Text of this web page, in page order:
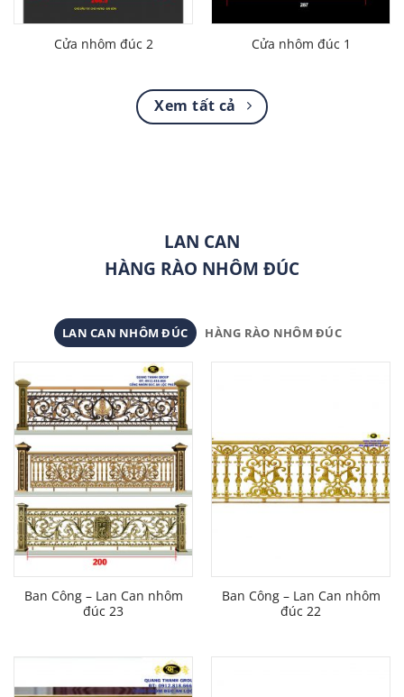
Cửa nhôm đúc 2 Cửa nhôm đúc 1
Xem tất cả
LAN CAN
HÀNG RÀO NHÔM ĐÚC
LAN CAN NHÔM ĐÚC HÀNG RÀO NHÔM ĐÚC
Ban Công – Lan Can nhôm
đúc 23
Ban Công – Lan Can nhôm
đúc 22